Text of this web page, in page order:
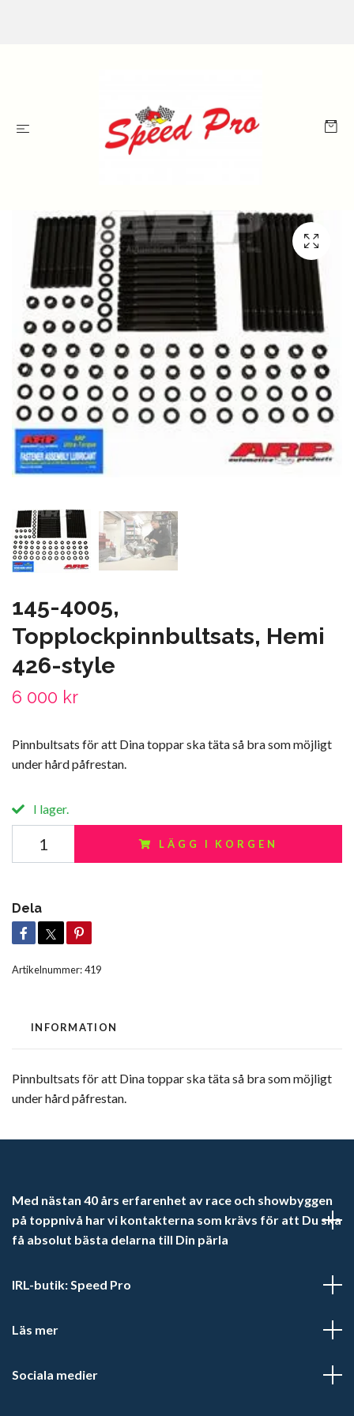
145-4005,
Topplockpinnbultsats, Hemi
426-style
6 000 kr
Pinnbultsats för att Dina toppar ska täta så bra som möjligt
under hård påfrestan.
I lager.
LÄGG I KORGEN
Dela
Artikelnummer:419
INFORMATION
Pinnbultsats för att Dina toppar ska täta så bra som möjligt
under hård påfrestan.
Med nästan 40 års erfarenhet av race och showbyggen
på toppnivå har vi kontakterna som krävs för att Du ska
få absolut bästa delarna till Din pärla
IRL-butik: Speed Pro
Läs mer
Sociala medier